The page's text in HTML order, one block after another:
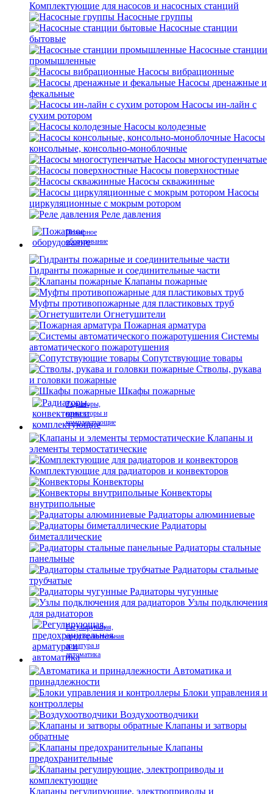
Комплектующие для насосов и насосных станций
Насосные группы
Насосные станции
бытовые
Насосные станции
промышленные
Насосы вибрационные
Насосы дренажные и
фекальные
Насосы ин-лайн с
сухим ротором
Насосы колодезные
Насосы
консольные, консольно-моноблочные
Насосы многоступенчатые
Насосы поверхностные
Насосы скважинные
Насосы
циркуляционные с мокрым ротором
Реле давления
Пожарное
оборудование
Гидранты пожарные и соединительные части
Клапаны пожарные
Муфты противопожарные для пластиковых труб
Огнетушители
Пожарная арматура
Системы
автоматического пожаротушения
Сопутствующие товары
Стволы, рукава
и головки пожарные
Шкафы пожарные
Радиаторы,
конвекторы и
комплектующие
Клапаны и
элементы термостатические
Комплектующие для радиаторов и конвекторов
Конвекторы
Конвекторы
внутрипольные
Радиаторы алюминиевые
Радиаторы
биметаллические
Радиаторы стальные
панельные
Радиаторы стальные
трубчатые
Радиаторы чугунные
Узлы подключения
для радиаторов
Регулирующая,
предохранительная
арматура и
автоматика
Автоматика и
принадлежности
Блоки управления и
контроллеры
Воздухоотводчики
Клапаны и затворы
обратные
Клапаны
предохранительные
Клапаны регулирующие, электроприводы и